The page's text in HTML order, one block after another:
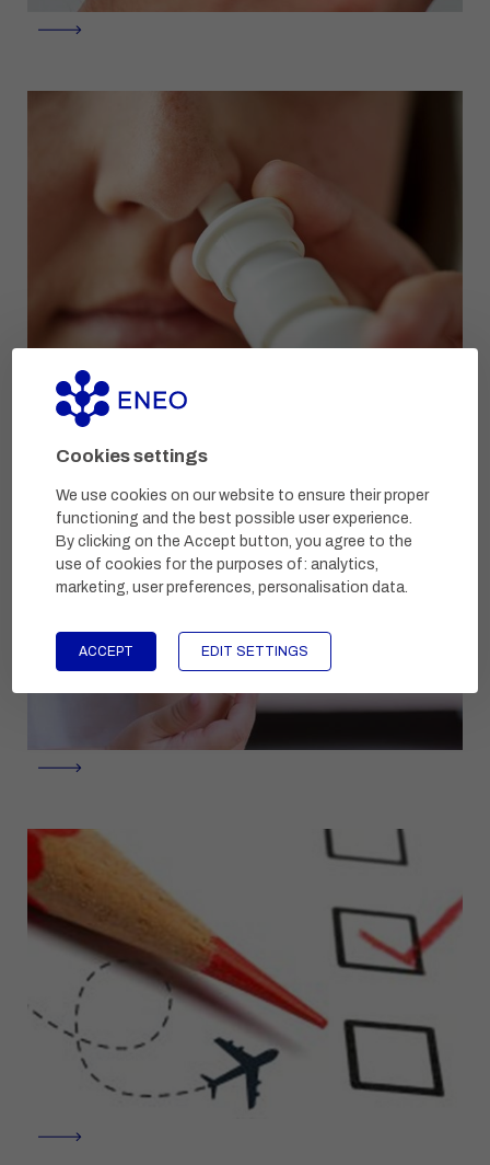
Cookies settings
We use cookies on our website to ensure their proper
functioning and the best possible user experience.
By clicking on the Accept button, you agree to the
use of cookies for the purposes of:analytics,
marketing, user preferences, personalisation data.
ACCEPT EDIT SETTINGS